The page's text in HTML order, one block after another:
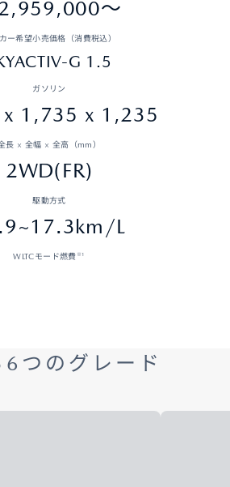
〜
ー希望小売価格（消費税込）
G 1.5
ガソリン
1,735 x 1,235
長 × 全幅 × 全高（mm）
2WD(FR)
駆動方式
L
WLTCモード燃費 ※1
6つのグレード